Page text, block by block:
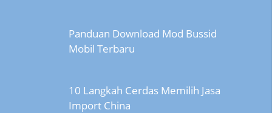
Panduan Download Mod Bussid
Mobil Terbaru
10 Langkah Cerdas Memilih Jasa
Import China